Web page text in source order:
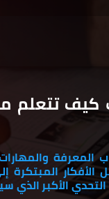
كيف تتعلم
المعرفة
المبتكرة
الأكبر الذي